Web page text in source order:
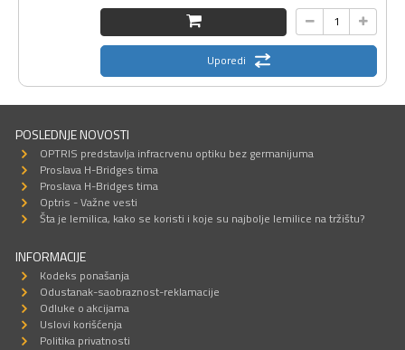
Uporedi
POSLEDNJE NOVOSTI
OPTRIS predstavlja infracrvenu optiku bez germanijuma
Proslava H-Bridges tima
Proslava H-Bridges tima
Optris - Važne vesti
Šta je lemilica, kako se koristi i koje su najbolje lemilice na tržištu?
INFORMACIJE
Kodeks ponašanja
Odustanak-saobraznost-reklamacije
Odluke o akcijama
Uslovi korišćenja
Politika privatnosti